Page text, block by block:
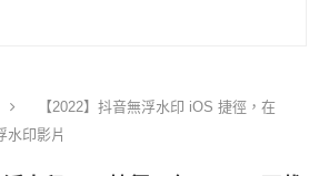
【2022】抖音無浮水印 iOS 捷徑，在
水印影片